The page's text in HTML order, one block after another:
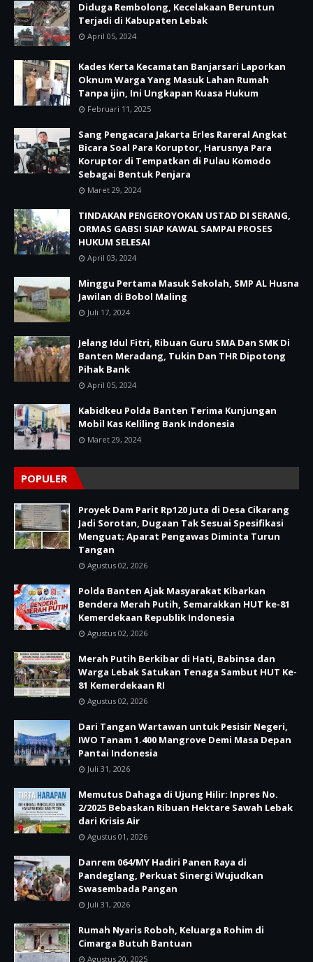
Diduga Rembolong, Kecelakaan Beruntun
Terjadi di Kabupaten Lebak
April 05, 2024
Kades Kerta Kecamatan Banjarsari Laporkan
Oknum Warga Yang Masuk Lahan Rumah
Tanpa ijin, Ini Ungkapan Kuasa Hukum
Februari 11, 2025
Sang Pengacara Jakarta Erles Rareral Angkat
Bicara Soal Para Koruptor, Harusnya Para
Koruptor di Tempatkan di Pulau Komodo
Sebagai Bentuk Penjara
Maret 29, 2024
TINDAKAN PENGEROYOKAN USTAD DI SERANG,
ORMAS GABSI SIAP KAWAL SAMPAI PROSES
HUKUM SELESAI
April 03, 2024
Minggu Pertama Masuk Sekolah, SMP AL Husna
Jawilan di Bobol Maling
Juli 17, 2024
Jelang Idul Fitri, Ribuan Guru SMA Dan SMK Di
Banten Meradang, Tukin Dan THR Dipotong
Pihak Bank
April 05, 2024
Kabidkeu Polda Banten Terima Kunjungan
Mobil Kas Keliling Bank Indonesia
Maret 29, 2024
POPULER
Proyek Dam Parit Rp120 Juta di Desa Cikarang
Jadi Sorotan, Dugaan Tak Sesuai Spesifikasi
Menguat; Aparat Pengawas Diminta Turun
Tangan
Agustus 02, 2026
Polda Banten Ajak Masyarakat Kibarkan
Bendera Merah Putih, Semarakkan HUT ke-81
Kemerdekaan Republik Indonesia
Agustus 02, 2026
Merah Putih Berkibar di Hati, Babinsa dan
Warga Lebak Satukan Tenaga Sambut HUT Ke-
81 Kemerdekaan RI
Agustus 02, 2026
Dari Tangan Wartawan untuk Pesisir Negeri,
IWO Tanam 1.400 Mangrove Demi Masa Depan
Pantai Indonesia
Juli 31, 2026
Memutus Dahaga di Ujung Hilir: Inpres No.
2/2025 Bebaskan Ribuan Hektare Sawah Lebak
dari Krisis Air
Agustus 01, 2026
Danrem 064/MY Hadiri Panen Raya di
Pandeglang, Perkuat Sinergi Wujudkan
Swasembada Pangan
Juli 31, 2026
Rumah Nyaris Roboh, Keluarga Rohim di
Cimarga Butuh Bantuan
Agustus 20, 2025